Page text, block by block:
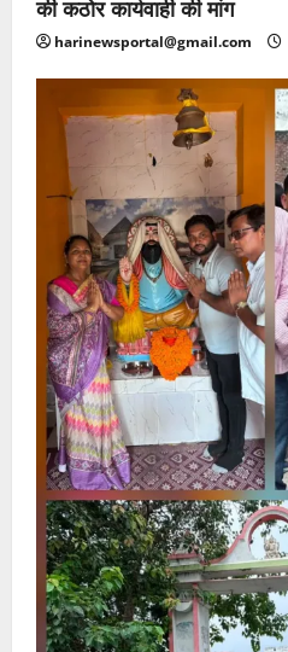
की कठोर कार्यवाही की मांग
harinewsportal@gmail.com